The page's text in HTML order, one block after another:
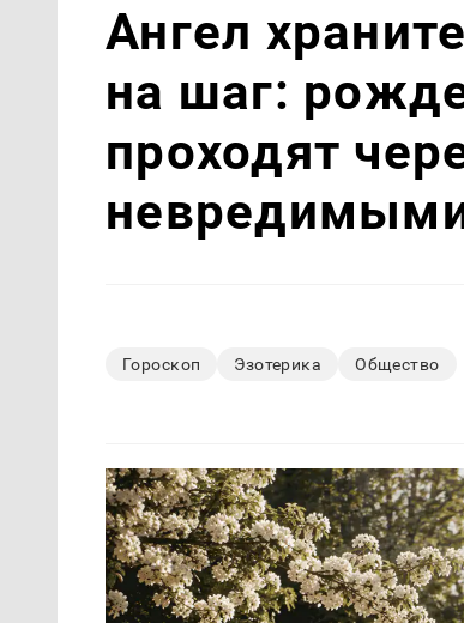
Ангел
на шаг:
проходят
Гороскоп Эзотерика Общество